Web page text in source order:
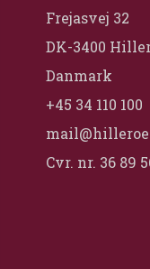
Frejasvej 32
DK-3400
Danmark
+45 34 110 100
Cvr. nr. 36 89